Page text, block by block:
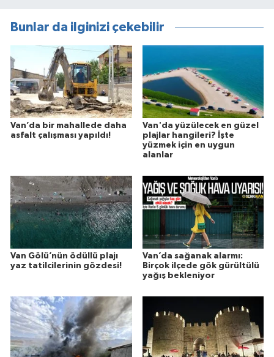
Bunlar da ilginizi çekebilir
Van’da bir mahallede daha
asfalt çalışması yapıldı!
Van'da yüzülecek en güzel
plajlar hangileri? İşte
yüzmek için en uygun
alanlar
Van Gölü’nün ödüllü plajı
yaz tatilcilerinin gözdesi!
Van’da sağanak alarmı:
Birçok ilçede gök gürültülü
yağış bekleniyor